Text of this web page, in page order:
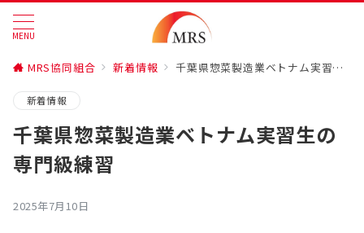
MENU
MRS協同組合 新着情報 千葉県惣菜製造業ベトナム実習生の専門級練習
新着情報
千葉県惣菜製造業ベトナム実習生の
専門級練習
2025年7月10日